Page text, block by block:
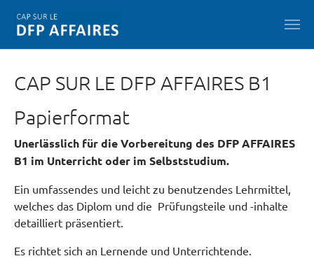
CAP SUR LE DFP AFFAIRES B1
Papierformat
Unerlässlich für die Vorbereitung des DFP AFFAIRES
B1 im Unterricht oder im Selbststudium.
Ein umfassendes und leicht zu benutzendes Lehrmittel,
welches das Diplom und die Prüfungsteile und -inhalte
detailliert präsentiert.
Es richtet sich an Lernende und Unterrichtende.